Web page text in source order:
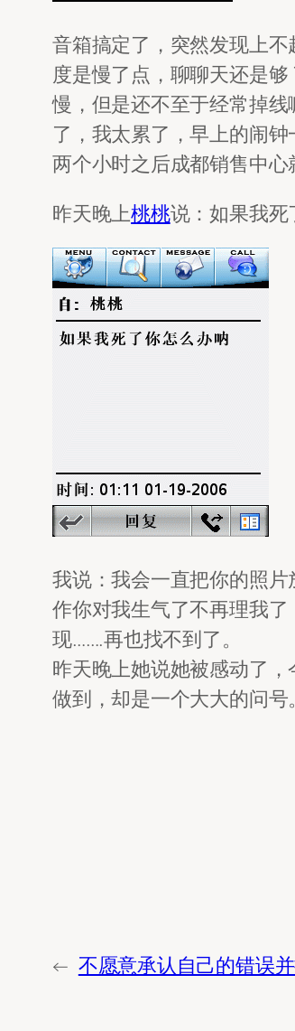
音箱搞定了，突然发现上
度是慢了点，聊聊天还是
慢，但是还不至于经常掉
了，我太累了，早上的闹
两个小时之后成都销售中心
昨天晚上桃桃说：如果我死
我说：我会一直把你的照
作你对我生气了不再理我
现…….再也找不到了。
昨天晚上她说她被感动了
做到，却是一个大大的问号。
← 不愿意承认自己的错误